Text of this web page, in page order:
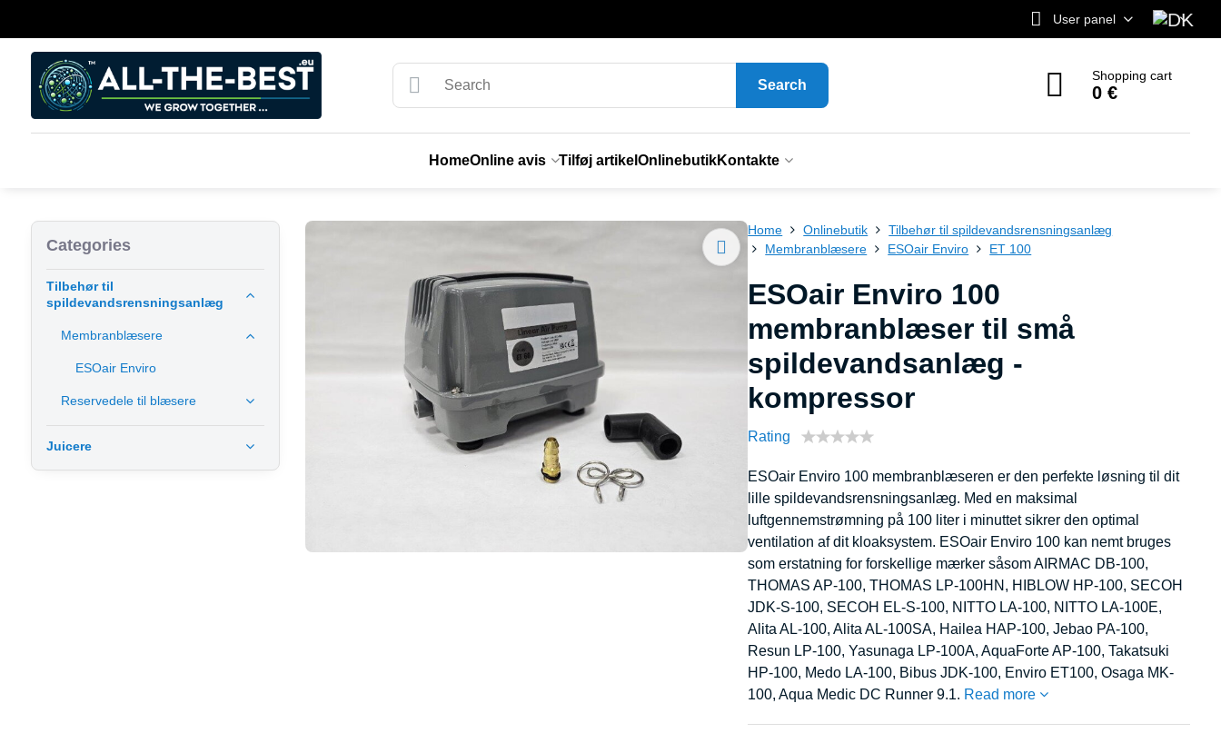
User panel
Search
Shopping cart
0 €
HomeOnline avis Tilføj artikel OnlinebutikKontakte
Home Onlinebutik
Tilbehør til spildevandsrensningsanlæg
Membranblæsere
ESOair Enviro ET 100
ESOair Enviro 100
membranblæser til små
spildevandsanlæg -
kompressor
Rating
ESOair Enviro 100 membranblæseren er den perfekte løsning til dit
lille spildevandsrensningsanlæg. Med en maksimal
luftgennemstrømning på 100 liter i minuttet sikrer den optimal
ventilation af dit kloaksystem. ESOair Enviro 100 kan nemt bruges
som erstatning for forskellige mærker såsom AIRMAC DB-100,
THOMAS AP-100, THOMAS LP-100HN, HIBLOW HP-100, SECOH
JDK-S-100, SECOH EL-S-100, NITTO LA-100, NITTO LA-100E,
Alita AL-100, Alita AL-100SA, Hailea HAP-100, Jebao PA-100,
Resun LP-100, Yasunaga LP-100A, AquaForte AP-100, Takatsuki
HP-100, Medo LA-100, Bibus JDK-100, Enviro ET100, Osaga MK-
100, Aqua Medic DC Runner 9.1. Read more
Categories
Tilbehør til
spildevandsrensningsanlæg
Membranblæsere
ESOair Enviro
Reservedele til blæsere
Juicere